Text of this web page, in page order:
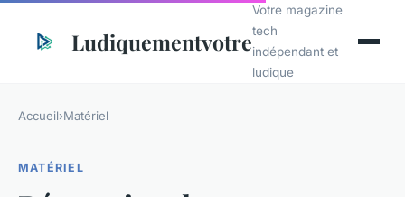
Ludiquementvotre
Votre magazine
tech
indépendant et
ludique
Accueil›Matériel
MATÉRIEL